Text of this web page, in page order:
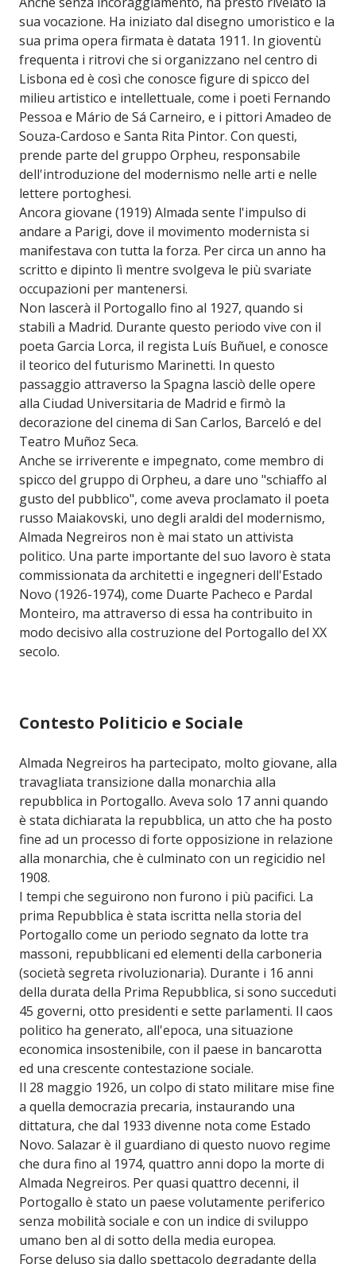
sua vocazione. Ha iniziato dal disegno umoristico e la
sua prima opera firmata è datata 1911. In gioventù
frequenta i ritrovi che si organizzano nel centro di
Lisbona ed è così che conosce figure di spicco del
milieu artistico e intellettuale, come i poeti Fernando
Pessoa e Mário de Sá Carneiro, e i pittori Amadeo de
Souza-Cardoso e Santa Rita Pintor. Con questi,
prende parte del gruppo Orpheu, responsabile
dell'introduzione del modernismo nelle arti e nelle
lettere portoghesi.
Ancora giovane (1919) Almada sente l'impulso di
andare a Parigi, dove il movimento modernista si
manifestava con tutta la forza. Per circa un anno ha
scritto e dipinto lì mentre svolgeva le più svariate
occupazioni per mantenersi.
Non lascerà il Portogallo fino al 1927, quando si
stabilì a Madrid. Durante questo periodo vive con il
poeta Garcia Lorca, il regista Luís Buñuel, e conosce
il teorico del futurismo Marinetti. In questo
passaggio attraverso la Spagna lasciò delle opere
alla Ciudad Universitaria de Madrid e firmò la
decorazione del cinema di San Carlos, Barceló e del
Teatro Muñoz Seca.
Anche se irriverente e impegnato, come membro di
spicco del gruppo di Orpheu, a dare uno "schiaffo al
gusto del pubblico", come aveva proclamato il poeta
russo Maiakovski, uno degli araldi del modernismo,
Almada Negreiros non è mai stato un attivista
politico. Una parte importante del suo lavoro è stata
commissionata da architetti e ingegneri dell'Estado
Novo (1926-1974), come Duarte Pacheco e Pardal
Monteiro, ma attraverso di essa ha contribuito in
modo decisivo alla costruzione del Portogallo del XX
secolo.
Contesto Politicio e Sociale
Almada Negreiros ha partecipato, molto giovane, alla
travagliata transizione dalla monarchia alla
repubblica in Portogallo. Aveva solo 17 anni quando
è stata dichiarata la repubblica, un atto che ha posto
fine ad un processo di forte opposizione in relazione
alla monarchia, che è culminato con un regicidio nel
1908.
I tempi che seguirono non furono i più pacifici. La
prima Repubblica è stata iscritta nella storia del
Portogallo come un periodo segnato da lotte tra
massoni, repubblicani ed elementi della carboneria
(società segreta rivoluzionaria). Durante i 16 anni
della durata della Prima Repubblica, si sono succeduti
45 governi, otto presidenti e sette parlamenti. Il caos
politico ha generato, all'epoca, una situazione
economica insostenibile, con il paese in bancarotta
ed una crescente contestazione sociale.
Il 28 maggio 1926, un colpo di stato militare mise fine
a quella democrazia precaria, instaurando una
dittatura, che dal 1933 divenne nota come Estado
Novo. Salazar è il guardiano di questo nuovo regime
che dura fino al 1974, quattro anni dopo la morte di
Almada Negreiros. Per quasi quattro decenni, il
Portogallo è stato un paese volutamente periferico
senza mobilità sociale e con un indice di sviluppo
umano ben al di sotto della media europea.
Forse deluso sia dallo spettacolo degradante della